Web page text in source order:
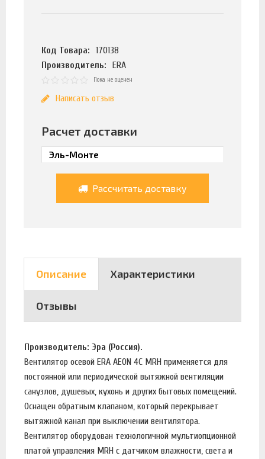
Код Товара:
170138
Производитель:
ERA
Пока не оценен
Написать отзыв
Расчет доставки
Рассчитать доставку
Описание Характеристики
Отзывы
Производитель: Эра (Россия).
Вентилятор осевой ERA AEON 4C MRH применяется для
постоянной или периодической вытяжной вентиляции
санузлов, душевых, кухонь и других бытовых помещений.
Оснащен обратным клапаном, который перекрывает
вытяжной канал при выключении вентилятора.
Вентилятор оборудован технологичной мультиопционной
платой управления MRH с датчиком влажности, света и